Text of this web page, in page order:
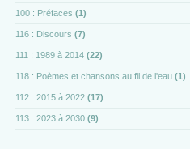
100 : Préfaces (1)
116 : Discours (7)
111 : 1989 à 2014 (22)
118 : Poèmes et chansons au fil de l'eau (1)
112 : 2015 à 2022 (17)
113 : 2023 à 2030 (9)